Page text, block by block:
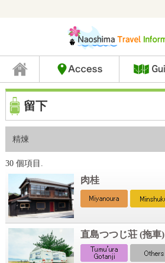
留下
精煉
30 個項目.
肉桂
直島つつじ荘 (拖車)